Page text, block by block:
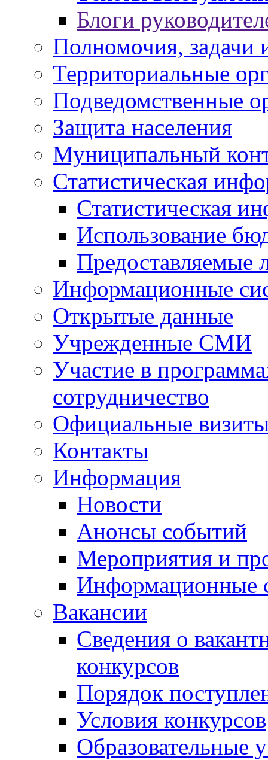
Блоги
Полномочия, задачи
Территориальные
Подведомственные
Защита населения
Муниципальный
Статистическая
Статистическая
Использование
Предоставляемые
Информационные
Открытые данные
Учрежденные СМИ
Участие в
сотрудничество
Официальные
Контакты
Информация
Новости
Анонсы событий
Мероприятия и
Информационные
Вакансии
Сведения о
конкурсов
Порядок
Условия конкурсов
Образовательные